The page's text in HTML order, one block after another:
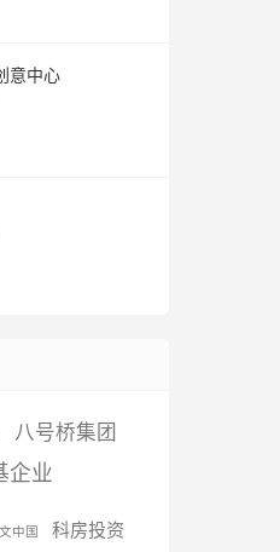
意中心
八号桥集团
企业
中国 科房投资